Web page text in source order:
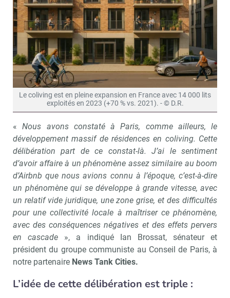
Le coliving est en pleine expansion en France avec 14 000 lits
exploités en 2023 (+70 % vs. 2021). - © D.R.
«Nous avons constaté à Paris, comme ailleurs, le
développement massif de résidences en coliving. Cette
délibération part de ce constat-là. J’ai le sentiment
d’avoir affaire à un phénomène assez similaire au boom
d’Airbnb que nous avions connu à l’époque, c’est-à-dire
un phénomène qui se développe à grande vitesse, avec
un relatif vide juridique, une zone grise, et des difficultés
pour une collectivité locale à maîtriser ce phénomène,
avec des conséquences négatives et des effets pervers
en cascade », a indiqué Ian Brossat, sénateur et
président du groupe communiste au Conseil de Paris, à
notre partenaire News Tank Cities.
L’idée de cette délibération est triple :